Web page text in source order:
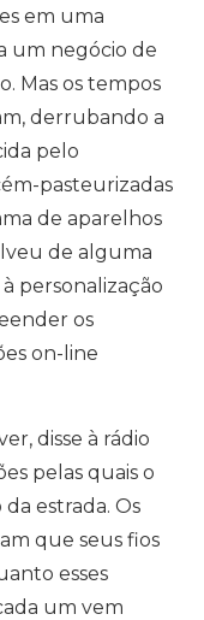
em uma
um negócio de
Mas os tempos
derrubando a
pelo
pasteurizadas
de aparelhos
de alguma
personalização
os
on-line
disse à rádio
pelas quais o
estrada. Os
que seus fios
esses
um vem